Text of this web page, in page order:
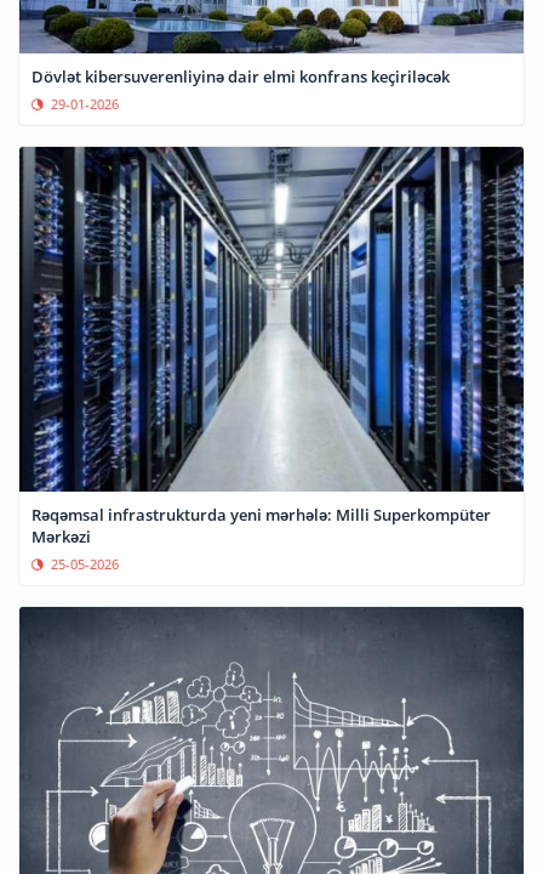
Dövlət kibersuverenliyinə dair elmi konfrans keçiriləcək
29-01-2026
Rəqəmsal infrastrukturda yeni mərhələ: Milli Superkompüter
Mərkəzi
25-05-2026